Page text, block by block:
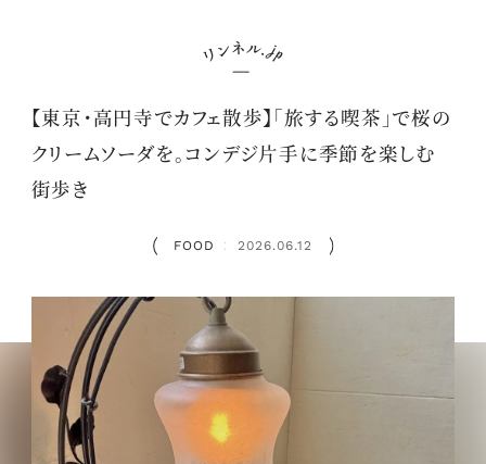
【東京・高円寺でカフェ散歩】「旅する喫茶」で桜の
クリームソーダを。コンデジ片手に季節を楽しむ
街歩き
FOOD ： 2026.06.12